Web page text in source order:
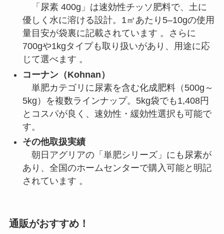
「尿素 400g」は速効性チッソ肥料で、土に
優しく水に溶ける設計。1㎡あたり5–10gの使用
量目安が袋裏に記載されています 。さらに
700gや1kgタイプも取り扱いがあり、用途に応
じて選べます 。
コーナン（Kohnan）
単肥カテゴリに尿素を含む化成肥料（500g～
5kg）を複数ラインナップ。5kg袋でも1,408円
とコスパが良く、速効性・緩効性選択も可能で
す。
その他取扱実績
朝日アグリアの「単肥シリーズ」にも尿素が
あり、全国のホームセンターで購入可能と明記
されています 。
通販がおすすめ！